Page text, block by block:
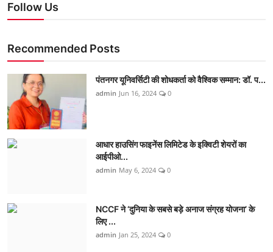
Follow Us
Recommended Posts
पंतनगर यूनिवर्सिटी की शोधकर्ता को वैश्विक सम्मान: डॉ. प...
admin Jun 16, 2024 0
आधार हाउसिंग फाइनेंस लिमिटेड के इक्विटी शेयरों का
आईपीओ...
admin May 6, 2024 0
NCCF ने ‘दुनिया के सबसे बड़े अनाज संग्रह योजना’ के
लिए ...
admin Jan 25, 2024 0